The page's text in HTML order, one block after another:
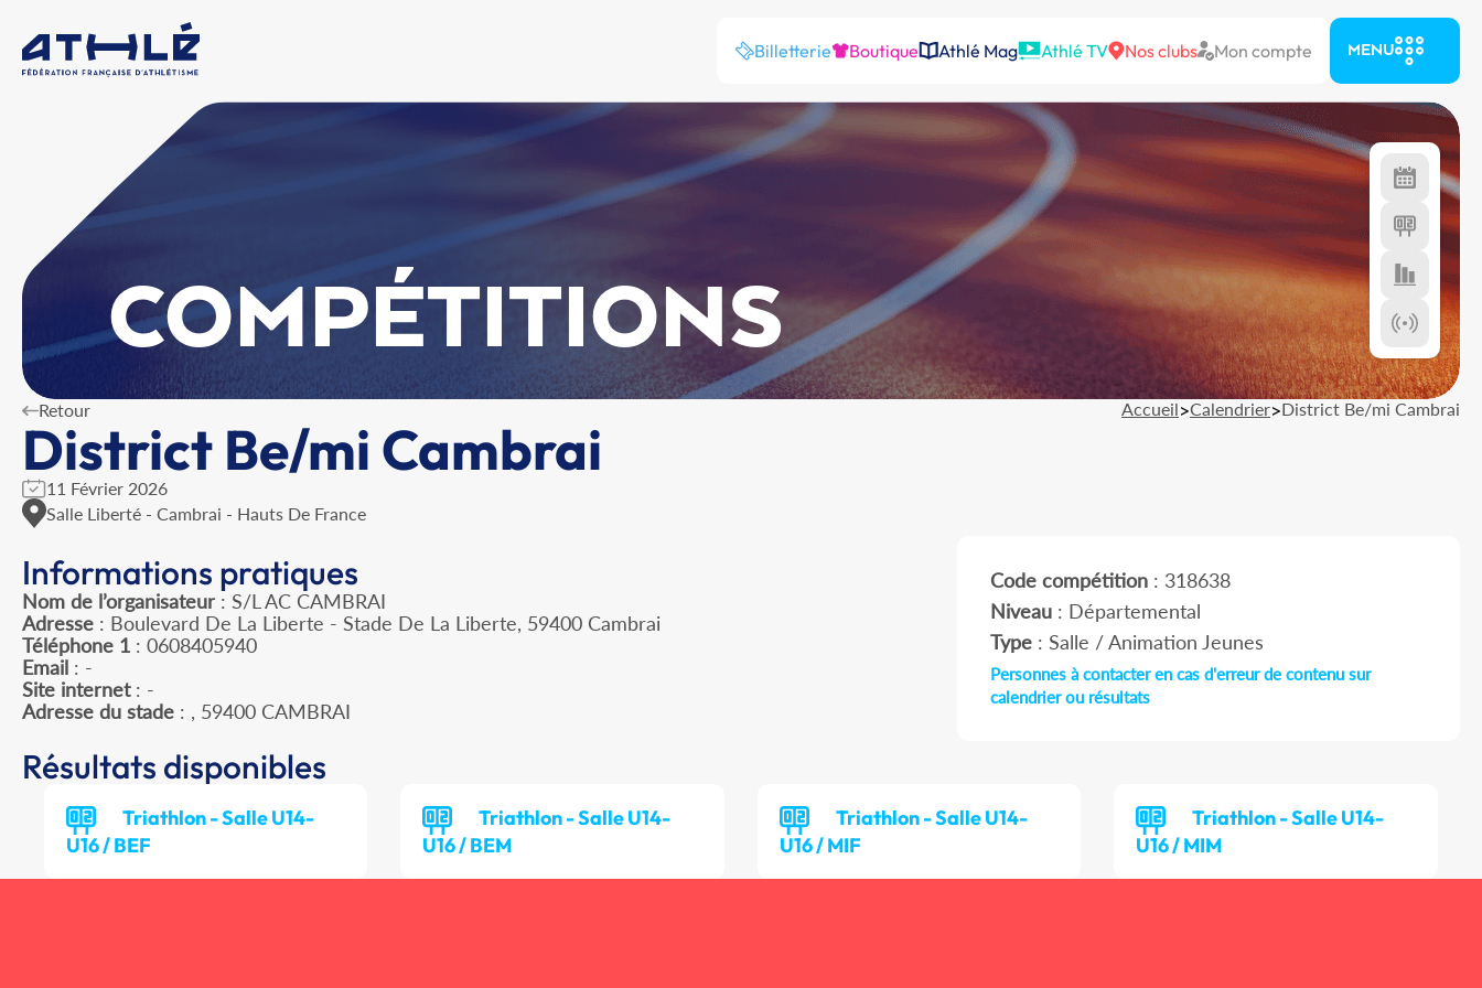
Billetterie Boutique Athlé Mag Athlé TV Nos clubs Mon compte MENU
COMPÉTITIONS
Retour Accueil>Calendrier>District Be/mi Cambrai
District Be/mi Cambrai
11 Février 2026
Salle Liberté - Cambrai - Hauts De France
Informations pratiques
Nom de l’organisateur : S/L AC CAMBRAI
Adresse : Boulevard De La Liberte - Stade De La Liberte, 59400 Cambrai
Téléphone 1 : 0608405940
Email : -
Site internet: -
Adresse du stade : , 59400 CAMBRAI
Code compétition: 318638
Niveau: Départemental
Type: Salle / Animation Jeunes
Personnes à contacter en cas d'erreur de contenu sur
calendrier ou résultats
Résultats disponibles
Triathlon - Salle U14-
U16 / BEF
Triathlon - Salle U14-
U16 / BEM
Triathlon - Salle U14-
U16 / MIF
Triathlon - Salle U14-
U16 / MIM